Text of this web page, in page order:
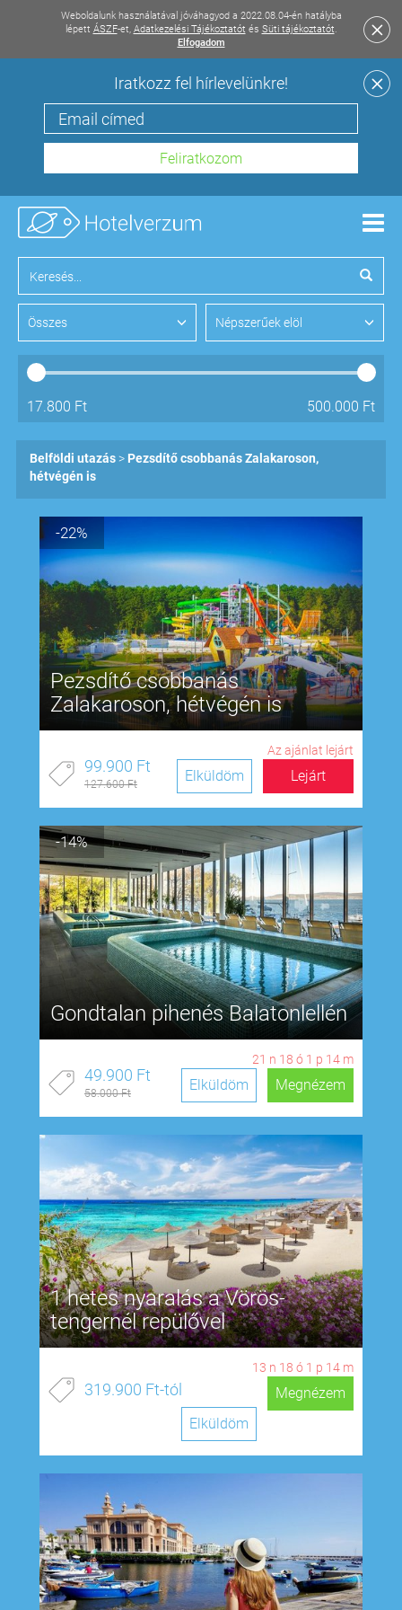
Weboldalunk használatával jóváhagyod a 2022.08.04-én hatályba
lépett ÁSZF-et, Adatkezelési Tájékoztatót és Süti tájékoztatót.
Elfogadom
Iratkozz fel hírlevelünkre!
Összes Népszerűek elöl
17.800 Ft 500.000 Ft
Belföldi utazás
Pezsdítő csobbanás Zalakaroson,
hétvégén is
-22%
Pezsdítő csobbanás
Zalakaroson, hétvégén is
Az ajánlat lejárt
99.900 Ft
127.600 Ft Lejárt
Elküldöm
-14%
Gondtalan pihenés Balatonlellén
21 n 18 ó 1 p 13 m
49.900 Ft
58.000 Ft Megnézem
Elküldöm
1 hetes nyaralás a Vörös-
tengernél repülővel
13 n 18 ó 1 p 13 m
319.900 Ft-tól
Megnézem
Elküldöm